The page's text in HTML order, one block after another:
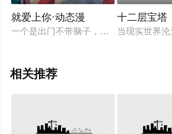
就爱上你·动态漫
一个是出门不带脑子，智商时常不在服
十二层宝塔
当现实世界
相关推荐